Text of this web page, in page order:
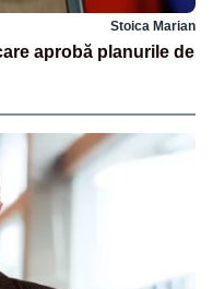
Stoica Marian
aprobă planurile de